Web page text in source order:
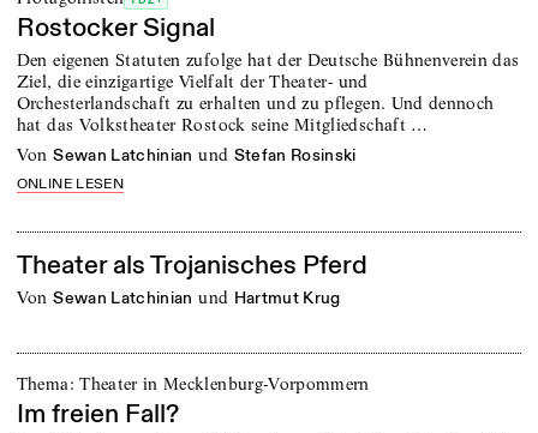
Rostocker Signal
Den eigenen Statuten zufolge hat der Deutsche Bühnenverein das
Ziel, die einzigartige Vielfalt der Theater- und
Orchesterlandschaft zu erhalten und zu pflegen. Und dennoch
hat das Volkstheater Rostock seine Mitgliedschaft …
von Sewan Latchinian und Stefan Rosinski
ONLINE LESEN
Theater als Trojanisches Pferd
von Sewan Latchinian und Hartmut Krug
Thema: Theater in Mecklenburg-Vorpommern
Im freien Fall?